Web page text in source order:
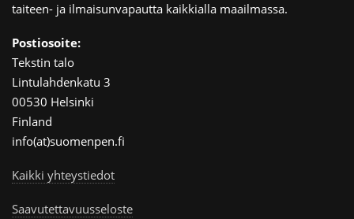
taiteen- ja ilmaisunvapautta kaikkialla maailmassa.
Postiosoite:
Tekstin talo
Lintulahdenkatu 3
00530 Helsinki
Finland
info(at)suomenpen.fi
Kaikki yhteystiedot
Saavutettavuusseloste